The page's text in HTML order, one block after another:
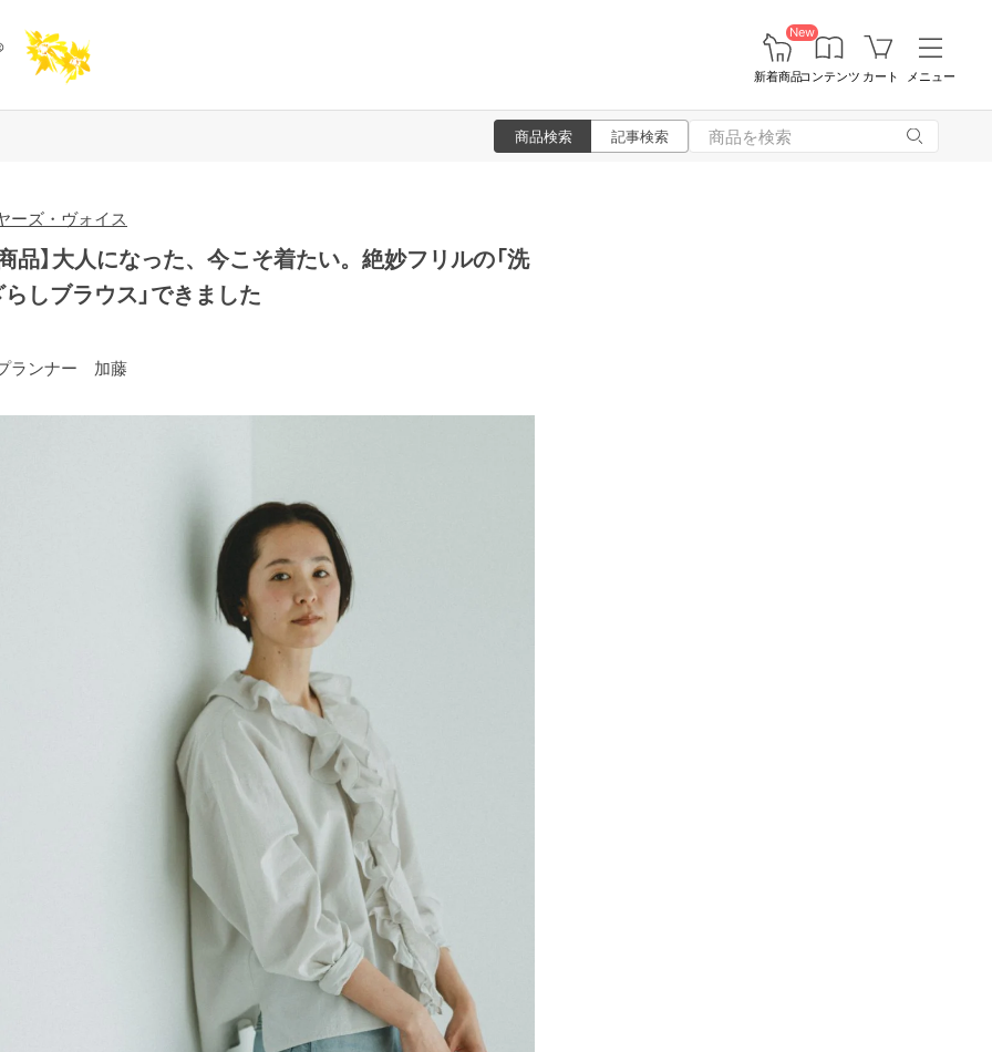
New
新着商品コンテンツ カート メニュー
商品検索 記事検索
ーズ・ヴォイス
品】大人になった、今こそ着たい。絶妙フリルの「洗
しブラウス」できました
ランナー 加藤